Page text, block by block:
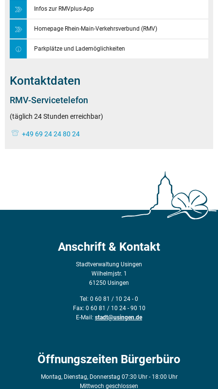
Infos zur RMVplus-App
Homepage Rhein-Main-Verkehrsverbund (RMV)
Parkplätze und Lademöglichkeiten
Kontaktdaten
RMV-Servicetelefon
(täglich 24 Stunden erreichbar)
+49 69 24 24 80 24
Anschrift & Kontakt
Stadtverwaltung Usingen
Wilhelmjstr. 1
61250 Usingen
Tel: 0 60 81 / 10 24 - 0
Fax: 0 60 81 / 10 24 - 90 10
E-Mail: stadt@usingen.de
Öffnungszeiten Bürgerbüro
Montag, Dienstag, Donnerstag 07:30 Uhr - 18:00 Uhr
Mittwoch geschlossen